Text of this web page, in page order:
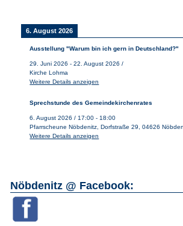
6. August 2026
Ausstellung "Warum bin ich gern in Deutschland?"
29. Juni 2026 -22. August 2026 /
Kirche Lohma
Weitere Details anzeigen
Sprechstunde des Gemeindekirchenrates
6. August 2026 /17:00 -18:00
Pfarrscheune Nöbdenitz, Dorfstraße 29, 04626
Weitere Details anzeigen
Nöbdenitz @ Facebook: